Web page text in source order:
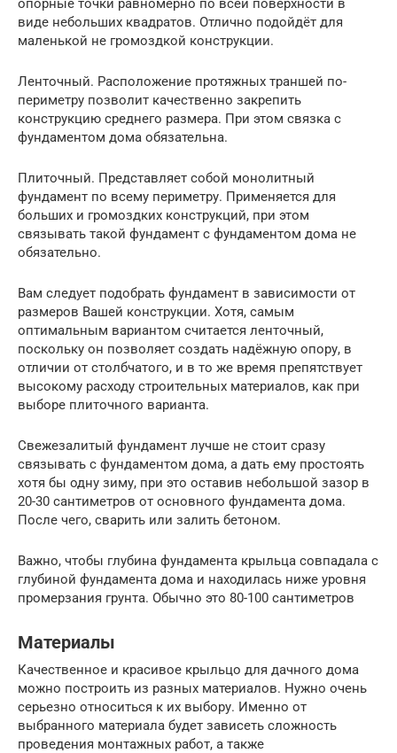
опорные точки равномерно по всей поверхности в
виде небольших квадратов. Отлично подойдёт для
маленькой не громоздкой конструкции.
Ленточный. Расположение протяжных траншей по-
периметру позволит качественно закрепить
конструкцию среднего размера. При этом связка с
фундаментом дома обязательна.
Плиточный. Представляет собой монолитный
фундамент по всему периметру. Применяется для
больших и громоздких конструкций, при этом
связывать такой фундамент с фундаментом дома не
обязательно.
Вам следует подобрать фундамент в зависимости от
размеров Вашей конструкции. Хотя, самым
оптимальным вариантом считается ленточный,
поскольку он позволяет создать надёжную опору, в
отличии от столбчатого, и в то же время препятствует
высокому расходу строительных материалов, как при
выборе плиточного варианта.
Свежезалитый фундамент лучше не стоит сразу
связывать с фундаментом дома, а дать ему простоять
хотя бы одну зиму, при это оставив небольшой зазор в
20-30 сантиметров от основного фундамента дома.
После чего, сварить или залить бетоном.
Важно, чтобы глубина фундамента крыльца совпадала с
глубиной фундамента дома и находилась ниже уровня
промерзания грунта. Обычно это 80-100 сантиметров
Материалы
Качественное и красивое крыльцо для дачного дома
можно построить из разных материалов. Нужно очень
серьезно относиться к их выбору. Именно от
выбранного материала будет зависеть сложность
проведения монтажных работ, а также